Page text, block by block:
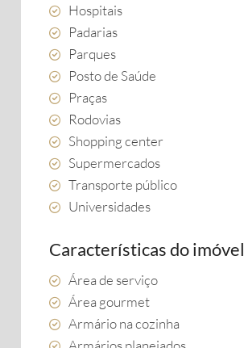
Hospitais
Padarias
Parques
Posto de Saúde
Praças
Rodovias
Shopping center
Supermercados
Transporte público
Universidades
Características do imóvel
Área de serviço
Área gourmet
Armário na cozinha